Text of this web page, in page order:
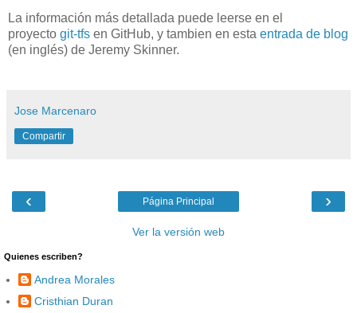
La información más detallada puede leerse en el
proyecto git-tfs en GitHub, y tambien en esta entrada de blog
(en inglés) de Jeremy Skinner.
Jose Marcenaro
Compartir
‹ ›
Página Principal
Ver la versión web
Quienes escriben?
Andrea Morales
Cristhian Duran